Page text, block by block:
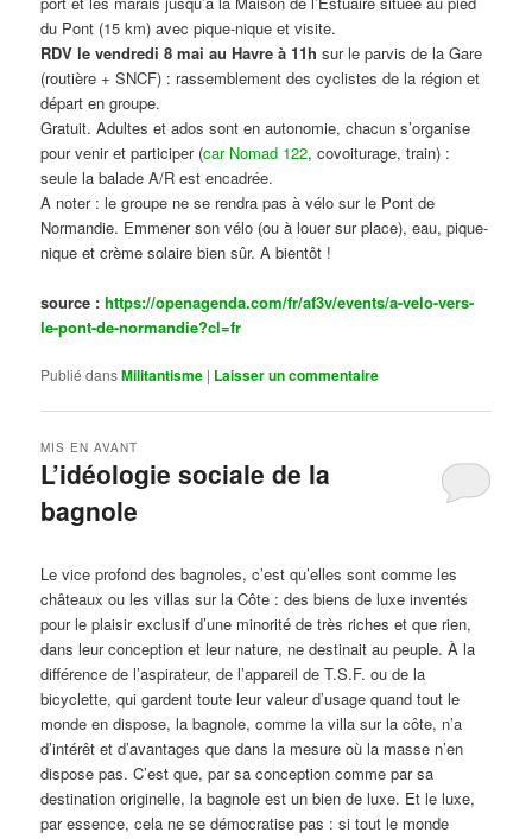
du Pont (15 km) avec pique-nique et visite.
RDV le vendredi 8 mai au Havre à 11h sur le parvis de la Gare
(routière + SNCF) : rassemblement des cyclistes de la région et
départ en groupe.
Gratuit. Adultes et ados sont en autonomie, chacun s’organise
pour venir et participer (car Nomad 122, covoiturage, train) :
seule la balade A/R est encadrée.
A noter : le groupe ne se rendra pas à vélo sur le Pont de
Normandie. Emmener son vélo (ou à louer sur place), eau, pique-
nique et crème solaire bien sûr. A bientôt !
source :https://openagenda.com/fr/af3v/events/a-velo-vers-
le-pont-de-normandie?cl=fr
Publié dansMilitantisme | Laisser un commentaire
L’idéologie sociale de la
bagnole
MIS EN AVANT
Le vice profond des bagnoles, c’est qu’elles sont comme les
châteaux ou les villas sur la Côte : des biens de luxe inventés
pour le plaisir exclusif d’une minorité de très riches et que rien,
dans leur conception et leur nature, ne destinait au peuple. À la
différence de l’aspirateur, de l’appareil de T.S.F. ou de la
bicyclette, qui gardent toute leur valeur d’usage quand tout le
monde en dispose, la bagnole, comme la villa sur la côte, n’a
d’intérêt et d’avantages que dans la mesure où la masse n’en
dispose pas. C’est que, par sa conception comme par sa
destination originelle, la bagnole est un bien de luxe. Et le luxe,
par essence, cela ne se démocratise pas : si tout le monde